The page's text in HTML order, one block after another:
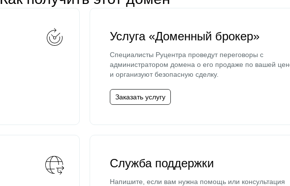
Услуга «Доменный брокер»
Специалисты Руцентра проведут переговоры с
администратором домена о его продаже по вашей
и организуют безопасную сделку.
Заказать услугу
Служба поддержки
Напишите, если вам нужна помощь или консультация